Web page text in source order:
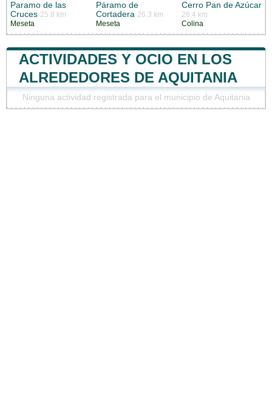
Paramo de las
Cruces 25.8 km
Meseta
Páramo de
Cortadera 26.3 km
Meseta
Cerro Pan de Azúcar
26.4 km
Colina
ACTIVIDADES Y OCIO EN LOS
ALREDEDORES DE AQUITANIA
Ninguna actividad registrada para el municipio de Aquitania